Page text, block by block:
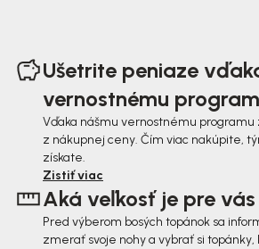
Ušetrite peniaze
vernostnému
Vďaka nášmu vernostnému programu
z nákupnej ceny. Čím viac nakúpite,
získate.
Zistiť viac
Aká veľkosť je pre
Pred výberom bosých topánok sa
zmerať svoje nohy a vybrať si